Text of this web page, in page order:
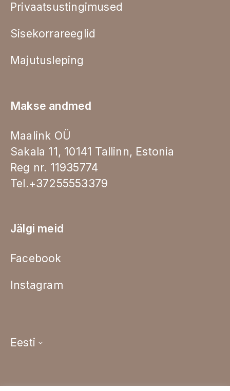
Privaatsustingimused
Sisekorrareeglid
Majutusleping
Makse andmed
Maalink OÜ
Sakala 11, 10141 Tallinn, Estonia
Reg nr. 11935774
Tel.+37255553379
Jälgi meid
Facebook
Instagram
Eesti